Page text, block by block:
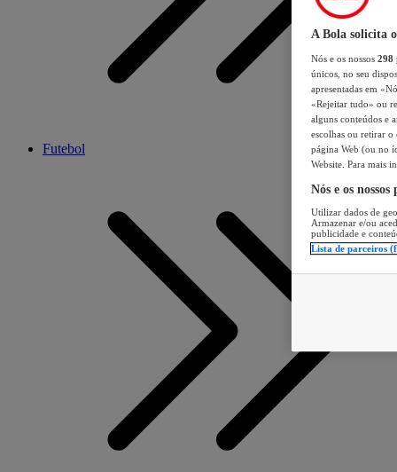
Futebol
A Bola solicita
Nós e os nossos 298
únicos, no seu
apresentadas em
«Rejeitar tudo» ou
alguns conteúdos e
escolhas ou retirar
página Web (ou no
Website. Para mais
Nós e os
Utilizar dados de
Armazenar e/ou
publicidade e
Lista de parceiros